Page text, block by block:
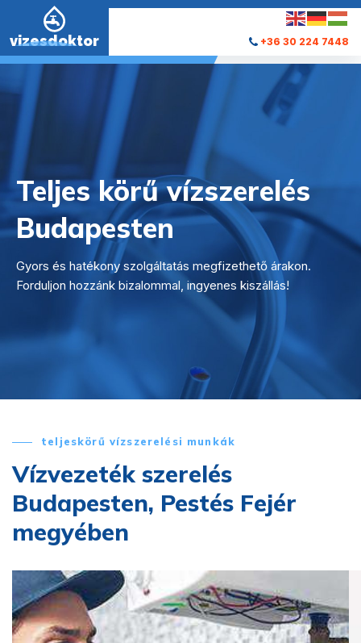
vizesdoktor +36 30 224 7448
Teljes körű vízszerelés
Budapesten
Gyors és hatékony szolgáltatás megfizethető árakon.
Forduljon hozzánk bizalommal, ingyenes kiszállás!
teljeskörű vízszerelési munkák
Vízvezeték szerelés
Budapesten, Pestés Fejér
megyében